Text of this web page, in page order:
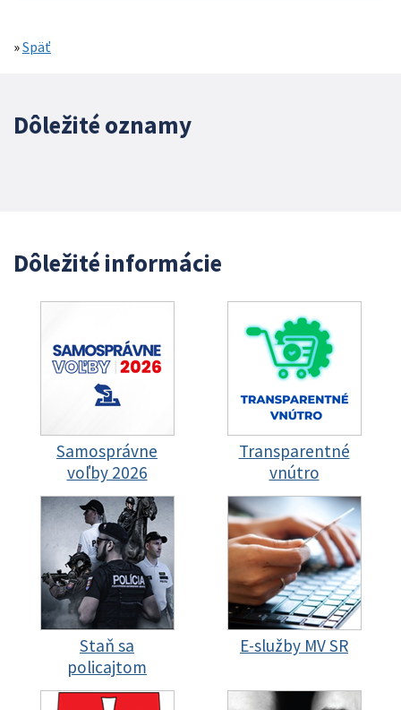
»Späť
Dôležité oznamy
Dôležité informácie
Samosprávne
voľby 2026
Transparentné
vnútro
Staň sa
policajtom
E-služby MV SR